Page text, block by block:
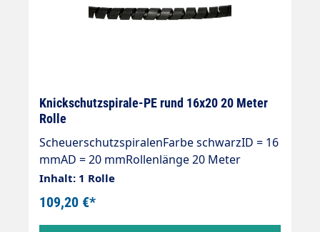
Knickschutzspirale-PE rund 16x20 20 Meter
Rolle
ScheuerschutzspiralenFarbe schwarzID = 16
mmAD = 20 mmRollenlänge 20 Meter
Inhalt: 1 Rolle
109,20 €*